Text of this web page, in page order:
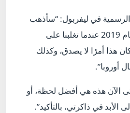
الرسمية في ليفربول: “سأذهب
أولاً وقبل كل شيء لعام 2019 عندما تغلبنا على
هذا أمرًا لا يصدق، وكذلك
أوروبا”.
الآن هذه هي أفضل لحظة، أو
الأبد في ذاكرتي، بالتأكيد”.